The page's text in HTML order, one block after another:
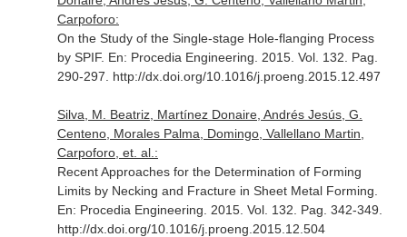
Carpoforo:
On the Study of the Single-stage Hole-flanging Process
by SPIF. En: Procedia Engineering . 2015. Vol. 132. Pag.
290-297. http://dx.doi.org/10.1016/j.proeng.2015.12.497
Silva, M. Beatriz, Martínez Donaire, Andrés Jesús, G.
Centeno, Morales Palma, Domingo, Vallellano Martin,
Carpoforo, et. al.:
Recent Approaches for the Determination of Forming
Limits by Necking and Fracture in Sheet Metal Forming.
En: Procedia Engineering . 2015. Vol. 132. Pag. 342-349.
http://dx.doi.org/10.1016/j.proeng.2015.12.504